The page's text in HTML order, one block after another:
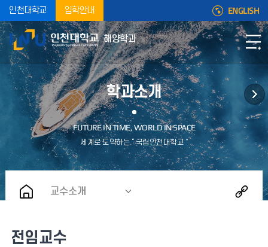
인천대학교 입학안내 ENGLISH
해양학과
학과소개
교수소개
전임교수